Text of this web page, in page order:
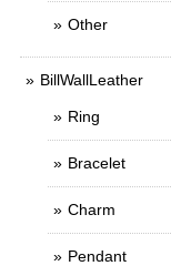
Other
BillWallLeather
Ring
Bracelet
Charm
Pendant